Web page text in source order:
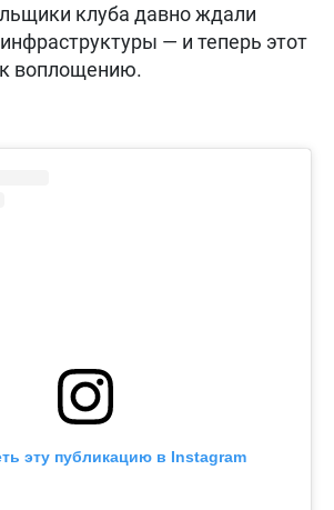
клуба давно ждали
— и теперь этот
воплощению.
эту публикацию в Instagram